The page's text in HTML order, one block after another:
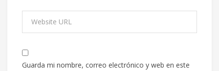
Guarda mi nombre, correo electrónico y web en este